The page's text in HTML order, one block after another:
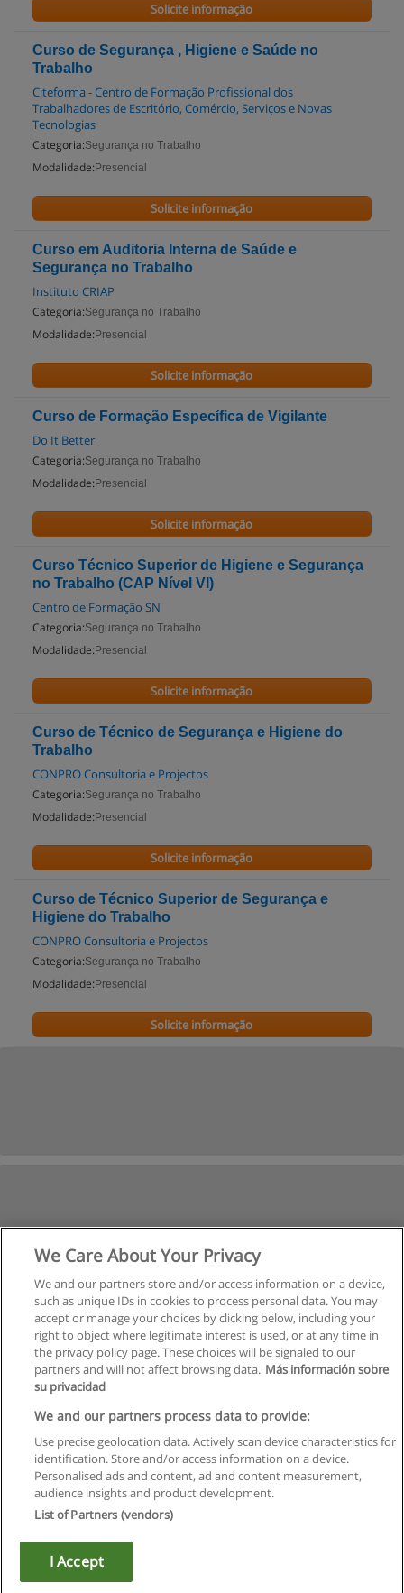
Solicite informação
Curso de Segurança , Higiene e Saúde no
Trabalho
Citeforma - Centro de Formação Profissional dos
Trabalhadores de Escritório, Comércio, Serviços e Novas
Tecnologias
Categoria:Segurança no Trabalho
Modalidade: Presencial
Solicite informação
Curso em Auditoria Interna de Saúde e
Segurança no Trabalho
Instituto CRIAP
Categoria:Segurança no Trabalho
Modalidade: Presencial
Solicite informação
Curso de Formação Específica de Vigilante
Do It Better
Categoria:Segurança no Trabalho
Modalidade: Presencial
Solicite informação
Curso Técnico Superior de Higiene e Segurança
no Trabalho (CAP Nível VI)
Centro de Formação SN
Categoria:Segurança no Trabalho
Modalidade: Presencial
Solicite informação
Curso de Técnico de Segurança e Higiene do
Trabalho
CONPRO Consultoria e Projectos
Categoria:Segurança no Trabalho
Modalidade: Presencial
Solicite informação
Curso de Técnico Superior de Segurança e
Higiene do Trabalho
CONPRO Consultoria e Projectos
Categoria:Segurança no Trabalho
Modalidade: Presencial
Solicite informação
Regras de uso
Privacidade de dados
Copyright © Educaedu Business S.L. - CIF : B-95610580: -
We Care About Your Privacy
We and our partners store and/or access information on a device,
such as unique IDs in cookies to process personal data. You may
accept or manage your choices by clicking below, including your
right to object where legitimate interest is used, or at any time in
the privacy policy page. These choices will be signaled to our
partners and will not affect browsing data. Más información sobre
su privacidad
We and our partners process data to provide:
Use precise geolocation data. Actively scan device characteristics for
identification. Store and/or access information on a device.
Personalised ads and content, ad and content measurement,
audience insights and product development.
List of Partners (vendors)
I Accept